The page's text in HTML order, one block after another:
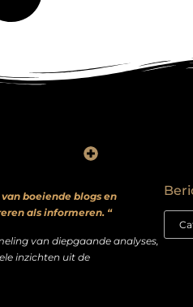
boeiende blogs en
als informeren. “
van diepgaande analyses,
inzichten uit de